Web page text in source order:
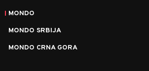
MONDO
MONDO SRBIJA
MONDO CRNA GORA